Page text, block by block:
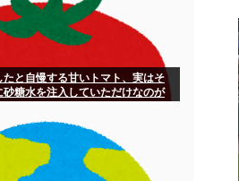
と自慢する甘いトマト、実はそ
砂糖水を注入していただけなのが